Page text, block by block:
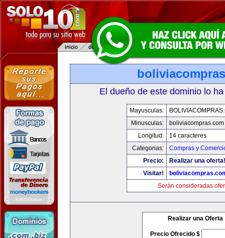
El dueño de este dominio lo
Mayusculas:
Minusculas:
boliviacompras.com
Longitud:
14 caracteres
Categorias:
Compras y
Precio:
Realizar una oferta!
Visitar!
Serán consideradas
Realizar una Oferta
Precio Ofrecido $